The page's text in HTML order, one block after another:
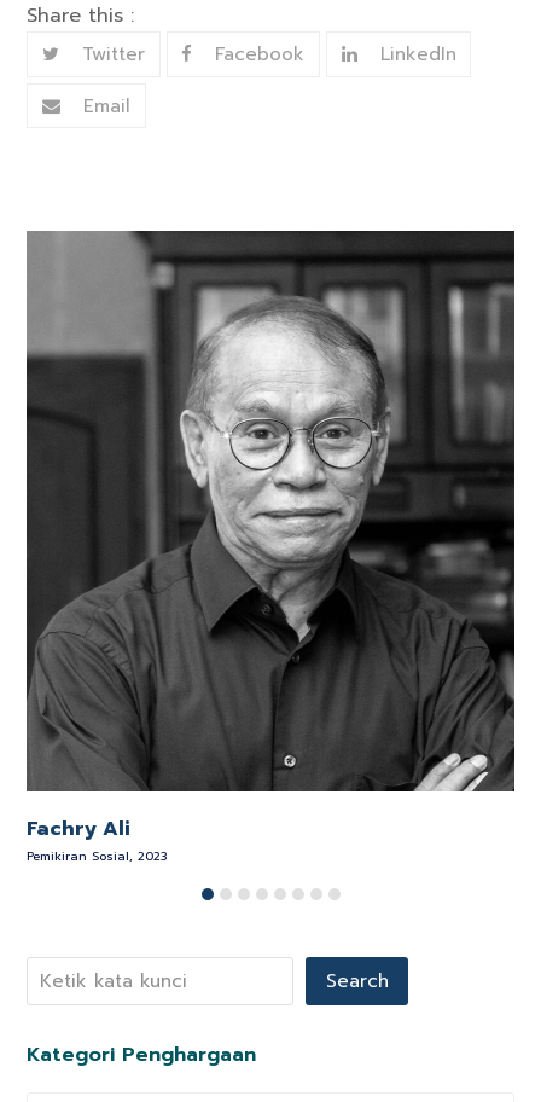
Share this :
Twitter Facebook
LinkedIn
Email
Fachry Ali
Pemikiran Sosial, 2023
Search
Kategori Penghargaan